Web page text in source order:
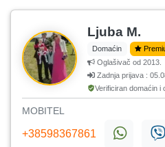
Ljuba M.
Domaćin
Oglašivač od 2013.
Zadnja prijava :
Verificiran domaćin i
MOBITEL
+38598367861